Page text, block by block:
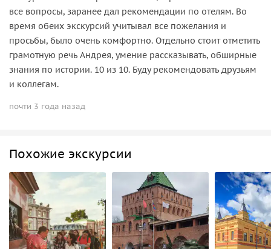
все вопросы, заранее дал рекомендации по отелям. Во
время обеих экскурсий учитывал все пожелания и
просьбы, было очень комфортно. Отдельно стоит отметить
грамотную речь Андрея, умение рассказывать, обширные
знания по истории. 10 из 10. Буду рекомендовать друзьям
и коллегам.
почти 3 года назад
Похожие экскурсии